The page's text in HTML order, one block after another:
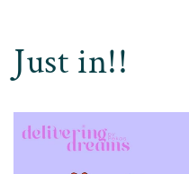
Just in!!